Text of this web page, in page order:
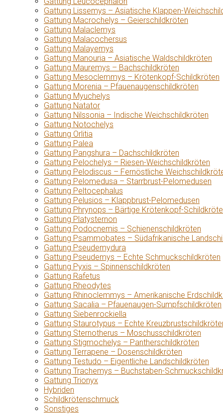
Gattung Lissemys – Asiatische Klappen-
Gattung Macrochelys – Geierschildkröten
Gattung Malaclemys
Gattung Malacochersus
Gattung Malayemys
Gattung Manouria – Asiatische Waldschildkröten
Gattung Mauremys – Bachschildkröten
Gattung Mesoclemmys – Krötenkopf-Schildkröten
Gattung Morenia – Pfauenaugenschildkröten
Gattung Myuchelys
Gattung Natator
Gattung Nilssonia – Indische Weichschildkröten
Gattung Notochelys
Gattung Orlitia
Gattung Palea
Gattung Pangshura – Dachschildkröten
Gattung Pelochelys – Riesen-Weichschildkröten
Gattung Pelodiscus – Fernöstliche
Gattung Pelomedusa – Starrbrust-Pelomedusen
Gattung Peltocephalus
Gattung Pelusios – Klappbrust-Pelomedusen
Gattung Phrynops – Bärtige Krötenkopf-
Gattung Platysternon
Gattung Podocnemis – Schienenschildkröten
Gattung Psammobates – Südafrikanische
Gattung Pseudemydura
Gattung Pseudemys – Echte Schmuckschildkröten
Gattung Pyxis – Spinnenschildkröten
Gattung Rafetus
Gattung Rheodytes
Gattung Rhinoclemmys – Amerikanische
Gattung Sacalia – Pfauenaugen-Sumpfschildkröten
Gattung Siebenrockiella
Gattung Staurotypus – Echte
Gattung Sternotherus – Moschusschildkröten
Gattung Stigmochelys – Pantherschildkröten
Gattung Terrapene – Dosenschildkröten
Gattung Testudo – Eigentliche Landschildkröten
Gattung Trachemys – Buchstaben-
Gattung Trionyx
Hybriden
Schildkrötenschmuck
Sonstiges